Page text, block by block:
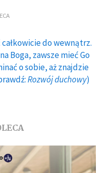
do wewnątrz.
Boga, zawsze mieć Go
o sobie, aż znajdzie
Rozwój duchowy)